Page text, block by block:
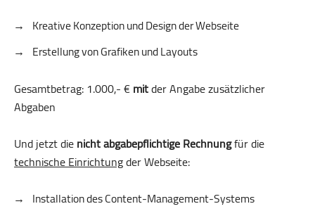
Kreative Konzeption und Design der Webseite
Erstellung von Grafiken und Layouts
Gesamtbetrag: 1.000,- €mitder Angabe zusätzlicher
Abgaben
Und jetzt dienicht abgabepflichtige Rechnungfür die
technische Einrichtungder Webseite:
Installation des Content-Management-Systems